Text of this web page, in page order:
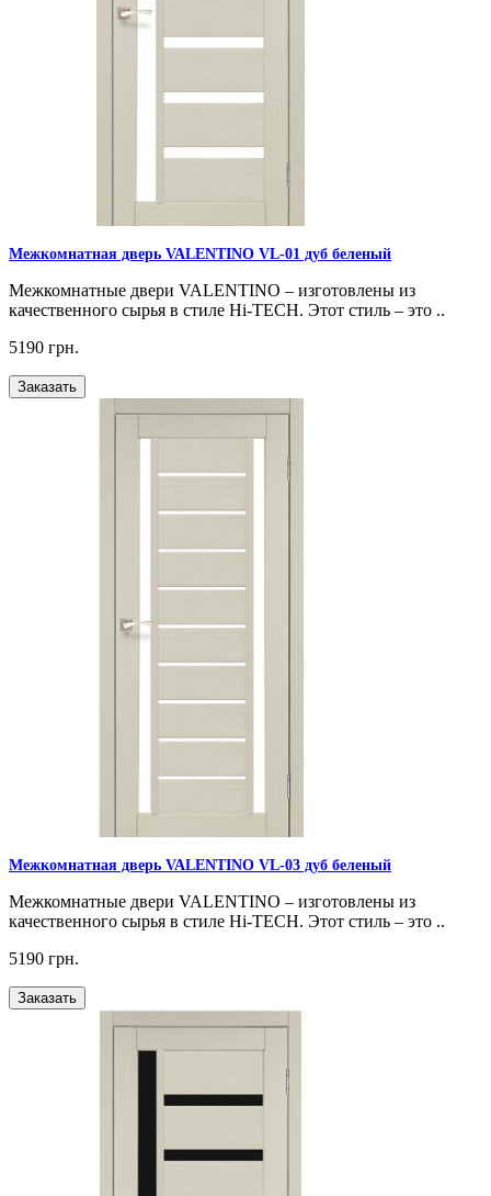
Межкомнатная дверь VALENTINO VL-01 дуб беленый
Межкомнатные двери VALENTINO – изготовлены из
качественного сырья в стиле Hi-TECH. Этот стиль – это ..
5190 грн.
Заказать
Межкомнатная дверь VALENTINO VL-03 дуб беленый
Межкомнатные двери VALENTINO – изготовлены из
качественного сырья в стиле Hi-TECH. Этот стиль – это ..
5190 грн.
Заказать